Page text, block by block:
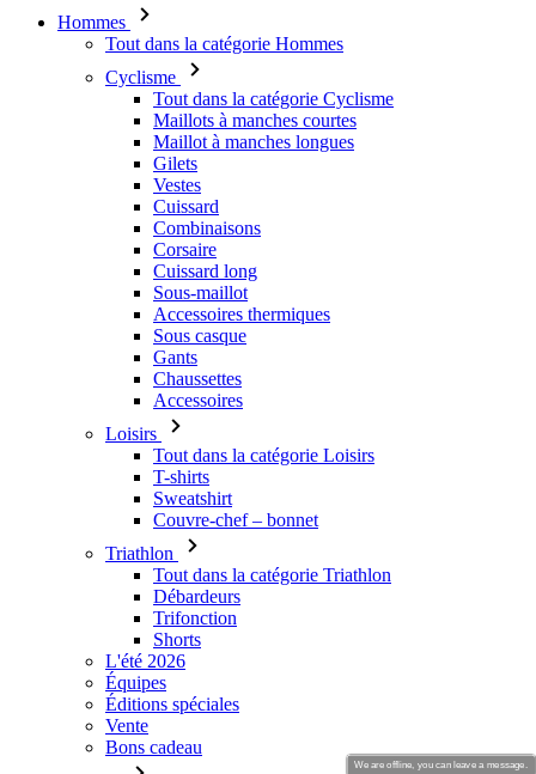
Hommes
Tout dans la catégorie Hommes
Cyclisme
Tout dans la catégorie Cyclisme
Maillots à manches courtes
Maillot à manches longues
Gilets
Vestes
Cuissard
Combinaisons
Corsaire
Cuissard long
Sous-maillot
Accessoires thermiques
Sous casque
Gants
Chaussettes
Accessoires
Loisirs
Tout dans la catégorie Loisirs
T-shirts
Sweatshirt
Couvre-chef – bonnet
Triathlon
Tout dans la catégorie Triathlon
Débardeurs
Trifonction
Shorts
L'été 2026
Équipes
Éditions spéciales
Vente
Bons cadeau
We are offline, you can leave a message.